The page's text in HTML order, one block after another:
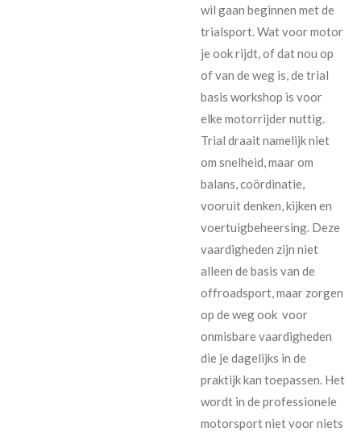
wil gaan beginnen met de
trialsport. Wat voor motor
je ook rijdt, of dat nou op
of van de weg is, de trial
basis workshop is voor
elke motorrijder nuttig.
Trial draait namelijk niet
om snelheid, maar om
balans, coördinatie,
vooruit denken, kijken en
voertuigbeheersing. Deze
vaardigheden zijn niet
alleen de basis van de
offroadsport, maar zorgen
op de weg ook voor
onmisbare vaardigheden
die je dagelijks in de
praktijk kan toepassen. Het
wordt in de professionele
motorsport niet voor niets